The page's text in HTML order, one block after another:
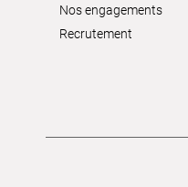
Nos engagements
Recrutement